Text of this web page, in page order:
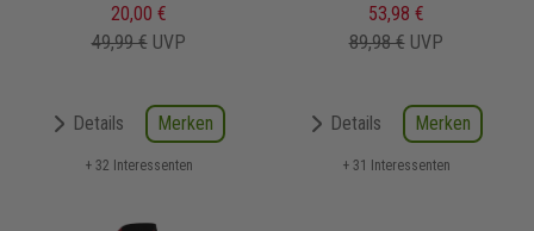
20,00 €
49,99 € UVP
Details Merken
+ 32 Interessenten
53,98 €
89,98 € UVP
Details Merken
+ 31 Interessenten